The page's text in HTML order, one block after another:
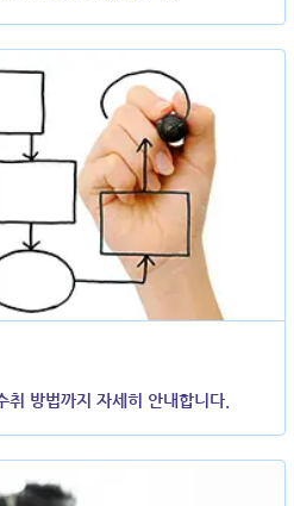
취 방법까지 자세히 안내합니다.